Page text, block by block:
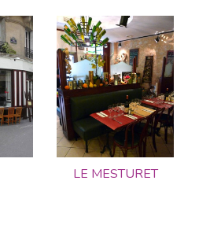
LE MESTURET